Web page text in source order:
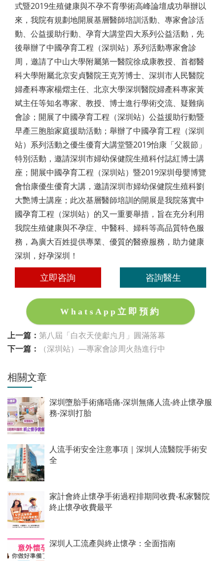
式暨2019生殖健康與不孕不育學術高峰論壇成功舉辦以
來，我院有規劃地開展基層醫師培訓活動、專家會診活
動、公益援助行動、孕育大講堂四大系列公益活動，先
後舉辦了中國孕育工程（深圳站）系列活動專家會診
周，邀請了中山大學附屬第一醫院徐成康教授、首都醫
科大學附屬北京安貞醫院王克芳博士、深圳市人民醫院
婦產科專家楊熠主任、北京大學深圳醫院婦產科專家黃
斌主任等知名專家、教授、博士進行學術交流、疑難病
會診；開展了中國孕育工程（深圳站）公益援助行動暨
早產三胞胎家庭援助活動；舉辦了中國孕育工程（深圳
站）系列活動之優生優育大講堂暨2019怡康「父親節」
特別活動，邀請深圳市婦幼保健院生殖科付誌紅博士講
座；開展中國孕育工程（深圳站）暨2019深圳母嬰博覽
會怡康優生優育大講，邀請深圳市婦幼保健院生殖科劉
大艷博士講座；此次基層醫師培訓的開展是我院落實中
國孕育工程（深圳站）的又一重要舉措，旨在充分利用
我院生殖健康與不孕症、中醫科、婦科等高品質特色服
務，為廣大百姓提供專業、優質的醫療服務，助力健康
深圳，好孕深圳！
立即咨詢 咨詢醫生
WhatsApp立即預約
上一篇： 第八屆「白衣天使獻血月」圓滿落幕
下一篇：
（深圳站）—專家會診周火熱進行中
相關文章
深圳墮胎手術痛唔痛-深圳無痛人流-終止懷孕服
務-深圳打胎
人流手術安全注意事項｜深圳人流醫院手術安
全
家計會終止懷孕手術過程排期同收費-私家醫院
終止懷孕收費最平
深圳人工流產與終止懷孕：全面指南